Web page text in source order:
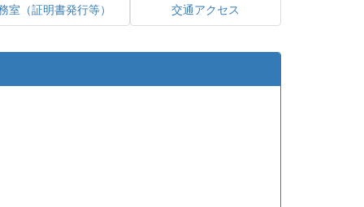
室（証明書発行等） 交通アクセス